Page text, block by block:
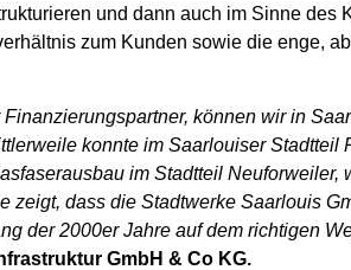
und dann auch im Sinne des
zum Kunden sowie die enge,
können wir in
konnte im Saarlouiser Stadtteil
im Stadtteil Neuforweiler,
zeigt, dass die Stadtwerke Saarlouis
der 2000er Jahre auf dem richtigen
GmbH & Co KG.